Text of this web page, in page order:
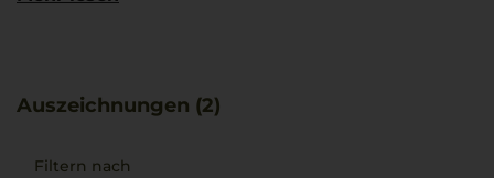
Auszeichnungen (2)
Filtern nach